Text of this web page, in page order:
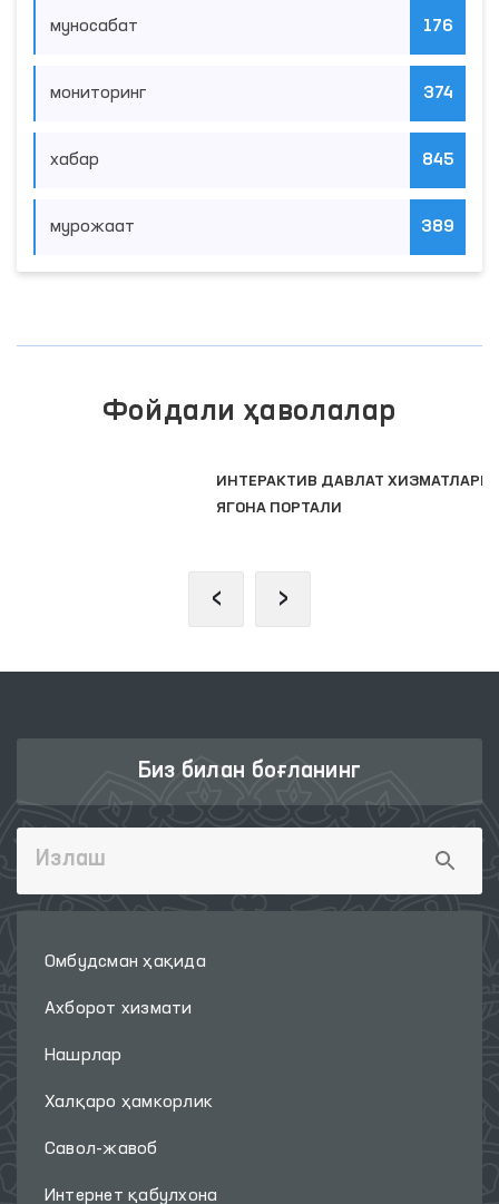
муносабат 176
374
хабар 845
389
Фойдали ҳаволалар
‹ ›
Биз билан боғланинг
Омбудсман ҳақида
Ахборот хизмати
Нашрлар
Халқаро ҳамкорлик
Савол-жавоб
Интернет қабулхона